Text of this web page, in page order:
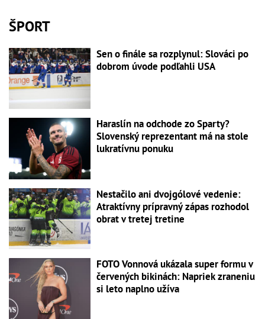
ŠPORT
Sen o finále sa rozplynul: Slováci po
dobrom úvode podľahli USA
Haraslín na odchode zo Sparty?
Slovenský reprezentant má na stole
lukratívnu ponuku
Nestačilo ani dvojgólové vedenie:
Atraktívny prípravný zápas rozhodol
obrat v tretej tretine
FOTO Vonnová ukázala super formu v
červených bikinách: Napriek zraneniu
si leto naplno užíva